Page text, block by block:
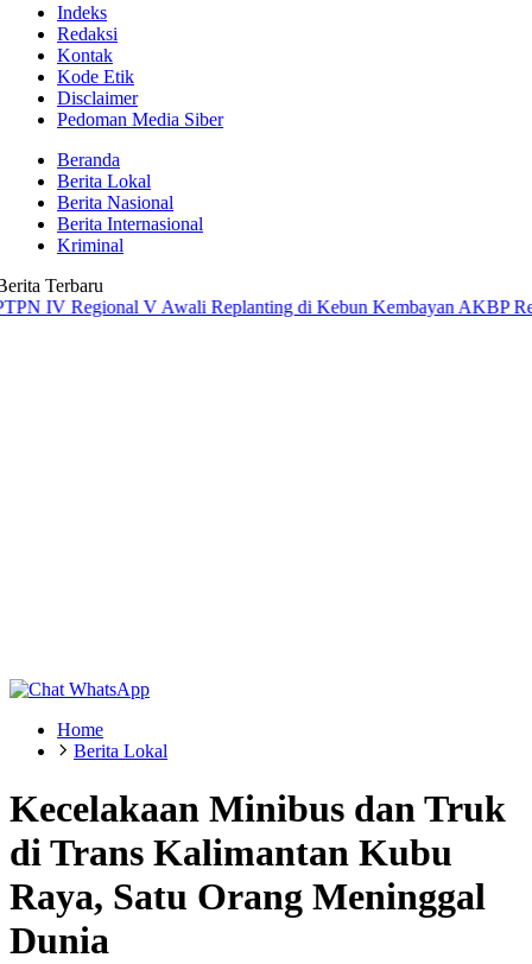
Indeks
Redaksi
Kontak
Kode Etik
Disclaimer
Pedoman Media Siber
Beranda
Berita Lokal
Berita Nasional
Berita Internasional
Kriminal
Terbaru
V Awali Replanting di Kebun KembayanAKBP Rensa S.
Home
Berita Lokal
Kecelakaan Minibus dan Truk
di Trans Kalimantan Kubu
Raya, Satu Orang Meninggal
Dunia